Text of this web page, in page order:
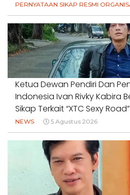
PERNYATAAN SIKAP RESMI
Ketua Dewan Pendiri Dan
Indonesia Ivan Rivky Kabira
Sikap Terkait “XTC Sexy Road”
NEWS 5 Agustus 2026